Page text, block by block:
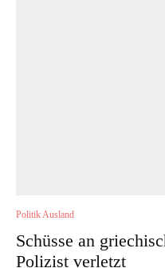
Politik Ausland
Schüsse an
Polizist verletzt